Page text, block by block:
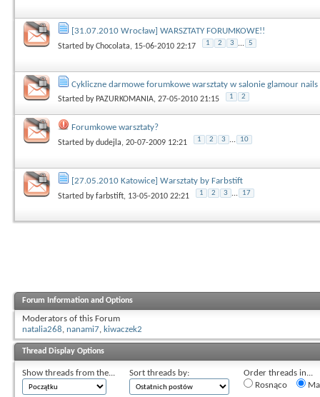
[31.07.2010 Wrocław] WARSZTATY FORUMKOWE!!
Started byChocolata, 15-06-2010 22:17 1 2 3 ... 5
Cykliczne darmowe forumkowe warsztaty w salonie glamour nails
Started by PAZURKOMANIA, 27-05-2010 21:15 1 2
Forumkowe warsztaty?
Started bydudejla, 20-07-2009 12:21 1 2 3 ... 10
[27.05.2010 Katowice] Warsztaty by Farbstift
Started byfarbstift, 13-05-2010 22:21 1 2 3 ... 17
Forum Information and Options
Moderators of this Forum
natalia268, nanami7, kiwaczek2
Thread Display Options
Show threads from the... Sort threads by:
Order threads in...
Rosnąco